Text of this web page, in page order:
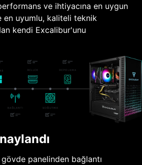
ve ihtiyacına en uygun
en uyumlu, kaliteli teknik
kendi Excalibur'unu
gövde panelinden bağlantı